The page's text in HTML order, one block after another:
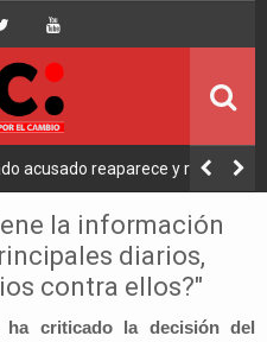
acusado reaparece y ratifica
contra Coaquira
la información
diarios,
contra ellos?"
ha criticado la decisión del